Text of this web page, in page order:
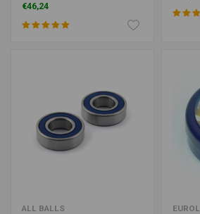
€46,24
ALL BALLS EUROL